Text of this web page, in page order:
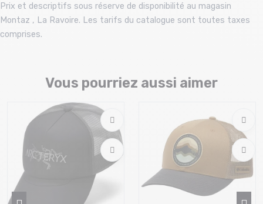
Prix et descriptifs sous réserve de disponibilité au magasin
Montaz , La Ravoire. Les tarifs du catalogue sont toutes taxes
comprises.
Vous pourriez aussi aimer